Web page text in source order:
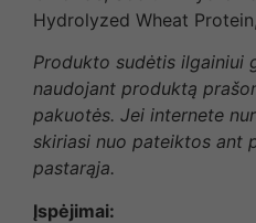
Hydrolyzed Wheat
Produkto sudėtis ilgainiui
naudojant produktą
pakuotės. Jei internete
skiriasi nuo pateiktos ant
pastarąja.
Įspėjimai: